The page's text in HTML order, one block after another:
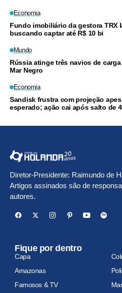
Economia
Fundo imobiliário da gestora TRX
buscando captar até R$ 10 bi
Mundo
Rússia atinge três navios de
Mar Negro
Economia
Sandisk frustra com projeção
esperado; ação cai após salto de
Diretor-Presidente: Raimundo de
Artigos assinados são de
autores.
Fique por dentro
Capa
Amazonas
Famosos & TV